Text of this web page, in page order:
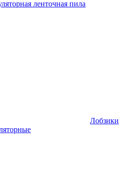
ленточная пила
Лобзики